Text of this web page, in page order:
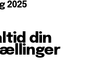
2025
din